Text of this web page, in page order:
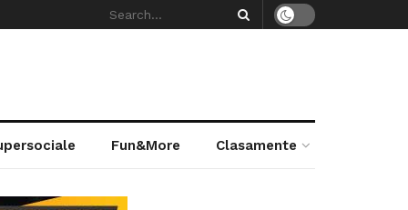
Fun&More Clasamente